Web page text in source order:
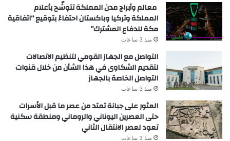
معالم وأبراج مدن المملكة تتوشّح بأعلام
المملكة وتركيا وباكستان احتفاءً بتوقيع “اتفاقية
مكة للدفاع المشترك”
منذ 3 ساعات
التواصل مع الجهاز القومي لتنظيم الاتصالات
لتقديم الشكاوى في هذا الشأن من خلال قنوات
التواصل الخاصة بالجهاز
منذ 3 ساعات
العثور على جبانة تمتد من عصر ما قبل الأسرات
حتى العصرين اليوناني والروماني ومنطقة سكنية
تعود لعصر الانتقال الثاني
منذ 3 ساعات